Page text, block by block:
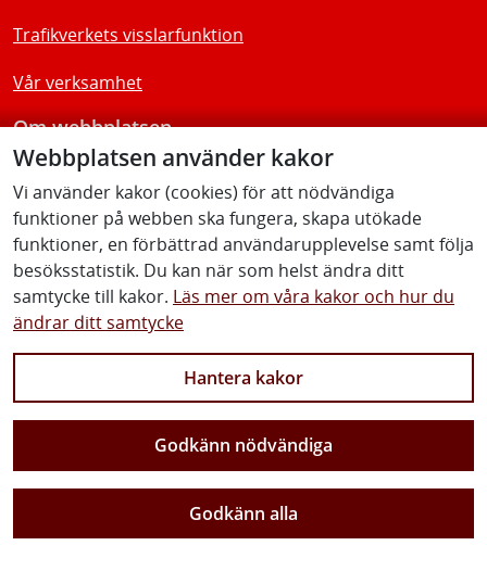
Webbplatsen använder kakor
Vi använder kakor (cookies) för att nödvändiga
funktioner på webben ska fungera, skapa utökade
funktioner, en förbättrad användarupplevelse samt följa
besöksstatistik. Du kan när som helst ändra ditt
samtycke till kakor. Läs mer om våra kakor och hur du
ändrar ditt samtycke
Hantera kakor
Godkänn nödvändiga
Godkänn alla
Vi gör Sverige närmare
Trafikverkets visslarfunktion
Vår verksamhet
Om webbplatsen
Tillgänglighetsredogörelse
Följ oss
Facebook Youtube